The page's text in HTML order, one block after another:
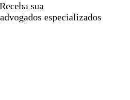
Receba sua
especializados